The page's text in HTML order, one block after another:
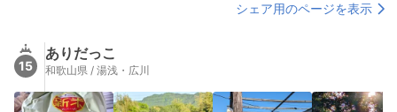
シェア用のページを表示
15
ありだっこ
和歌山県 / 湯浅・広川